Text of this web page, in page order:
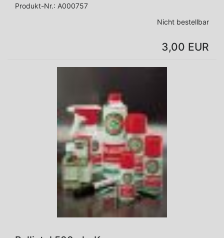
Produkt-Nr.: A000757
Nicht bestellbar
3,00 EUR